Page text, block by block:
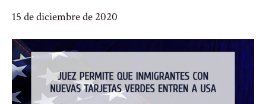
15 de diciembre de 2020